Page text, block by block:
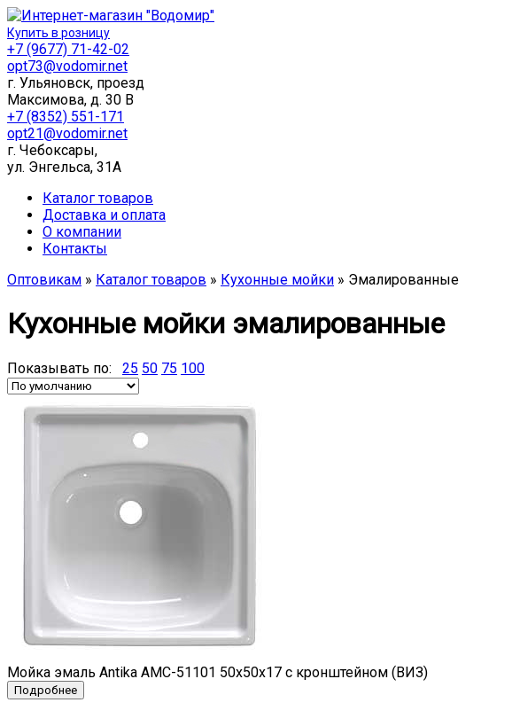
Купить в розницу
+7 (9677) 71-42-02
opt73@vodomir.net
г. Ульяновск, проезд
Максимова, д. 30 В
+7 (8352) 551-171
opt21@vodomir.net
г. Чебоксары,
ул. Энгельса, 31А
Каталог товаров
Доставка и оплата
О компании
Контакты
Оптовикам » Каталог товаров » Кухонные мойки » Эмалированные
Кухонные мойки эмалированные
Показывать по: 25 50 75 100
Мойка эмаль Antika AMC-51101 50х50х17 с кронштейном (ВИЗ)